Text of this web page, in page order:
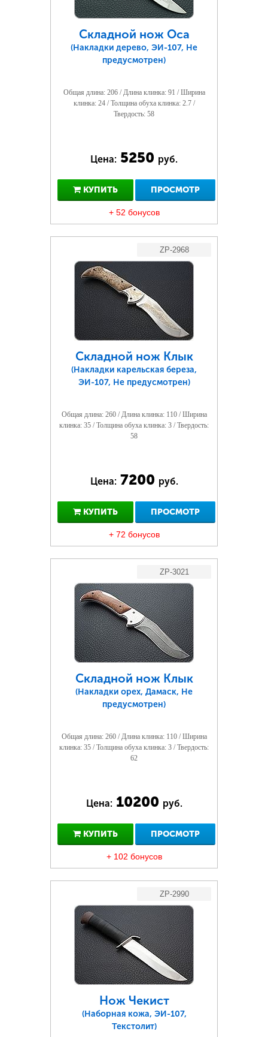
Складной нож Оса
(Накладки дерево, ЭИ-107, Не
предусмотрен)
Общая длина: 206 / Длина клинка: 91 / Ширина
клинка: 24 / Толщина обуха клинка: 2.7 /
Твердость: 58
Цена: 5250 руб.
КУПИТЬ ПРОСМОТР
+ 52 бонусов
ZP-2968
Складной нож Клык
(Накладки карельская береза,
ЭИ-107, Не предусмотрен)
Общая длина: 260 / Длина клинка: 110 / Ширина
клинка: 35 / Толщина обуха клинка: 3 / Твердость:
58
Цена: 7200 руб.
КУПИТЬ ПРОСМОТР
+ 72 бонусов
ZP-3021
Складной нож Клык
(Накладки орех, Дамаск, Не
предусмотрен)
Общая длина: 260 / Длина клинка: 110 / Ширина
клинка: 35 / Толщина обуха клинка: 3 / Твердость:
62
Цена: 10200 руб.
КУПИТЬ ПРОСМОТР
+ 102 бонусов
ZP-2990
Нож Чекист
(Наборная кожа, ЭИ-107,
Текстолит)